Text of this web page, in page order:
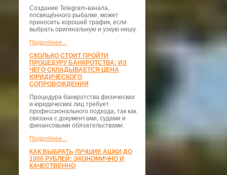
Создание Telegram-канала,
посвящённого рыбалке, может
приносить хороший трафик, если
выбрать оригинальную и узкую нишу.
Подробнее...
СКОЛЬКО СТОИТ ПРОЙТИ
ПРОЦЕДУРУ БАНКРОТСТВА: ИЗ
ЧЕГО СКЛАДЫВАЕТСЯ ЦЕНА
ЮРИДИЧЕСКОГО
СОПРОВОЖДЕНИЯ
Процедура банкротства физических
и юридических лиц требует
профессионального подхода, так как
связана с документами, судами и
финансовыми обязательствами.
Подробнее...
КАК ВЫБРАТЬ ЛУЧШИЕ АШКИ ДО
1000 РУБЛЕЙ: ЭКОНОМИЧНО И
КАЧЕСТВЕННО